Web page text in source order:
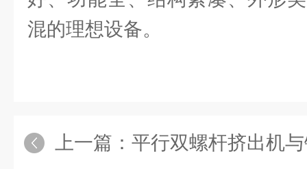
混的理想设备。
上一篇： 平行双螺杆挤出机与锥